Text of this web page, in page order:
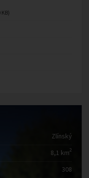
Zlínský
8,1 km2
308